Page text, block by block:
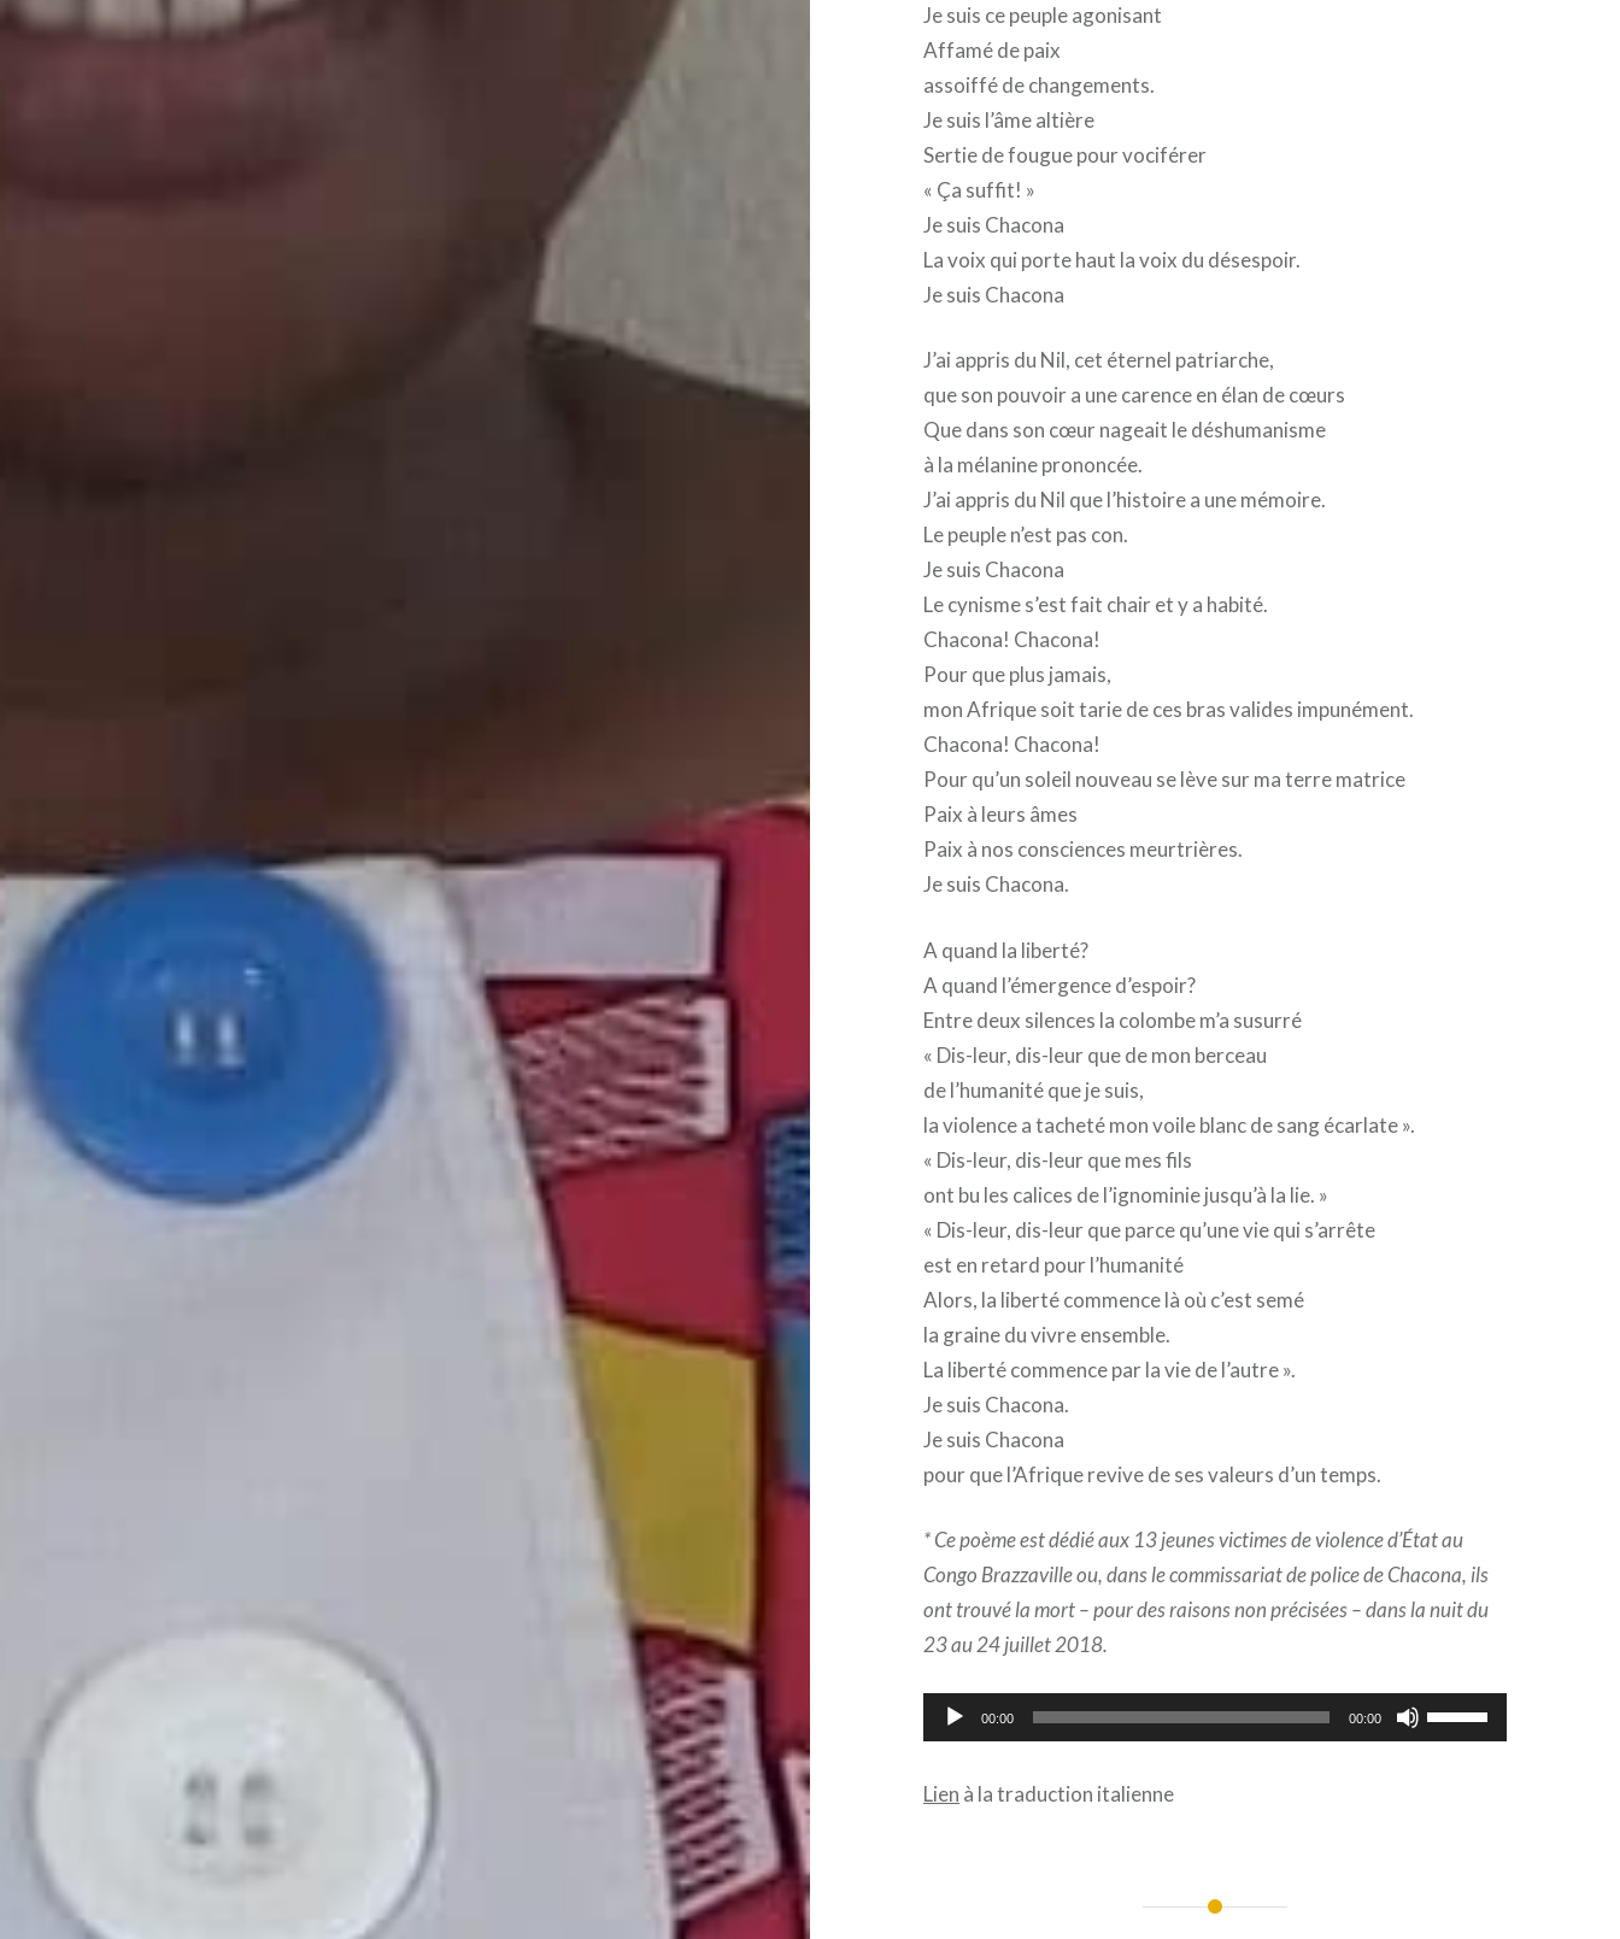
Je suis ce peuple agonisant
Affamé de paix
assoiffé de changements.
Je suis l’âme altière
Sertie de fougue pour vociférer
« Ça suffit! »
Je suis Chacona
La voix qui porte haut la voix du désespoir.
Je suis Chacona
J’ai appris du Nil, cet éternel patriarche,
que son pouvoir a une carence en élan de cœurs
Que dans son cœur nageait le déshumanisme
à la mélanine prononcée.
J’ai appris du Nil que l’histoire a une mémoire.
Le peuple n’est pas con.
Je suis Chacona
Le cynisme s’est fait chair et y a habité.
Chacona! Chacona!
Pour que plus jamais,
mon Afrique soit tarie de ces bras valides impunément.
Chacona! Chacona!
Pour qu’un soleil nouveau se lève sur ma terre matrice
Paix à leurs âmes
Paix à nos consciences meurtrières.
Je suis Chacona.
A quand la liberté?
A quand l’émergence d’espoir?
Entre deux silences la colombe m’a susurré
« Dis-leur, dis-leur que de mon berceau
de l’humanité que je suis,
la violence a tacheté mon voile blanc de sang écarlate ».
« Dis-leur, dis-leur que mes fils
ont bu les calices de l’ignominie jusqu’à la lie. »
« Dis-leur, dis-leur que parce qu’une vie qui s’arrête
est en retard pour l’humanité
Alors, la liberté commence là où c’est semé
la graine du vivre ensemble.
La liberté commence par la vie de l’autre ».
Je suis Chacona.
Je suis Chacona
pour que l’Afrique revive de ses valeurs d’un temps.
* Ce poème est dédié aux 13 jeunes victimes de violence d’État au
Congo Brazzaville ou, dans le commissariat de police de Chacona, ils
ont trouvé la mort – pour des raisons non précisées – dans la nuit du
23 au 24 juillet 2018.
Lecteur
audio
00:00 00:00
Utilisez
les
Lien à la traduction italienne
Navigation